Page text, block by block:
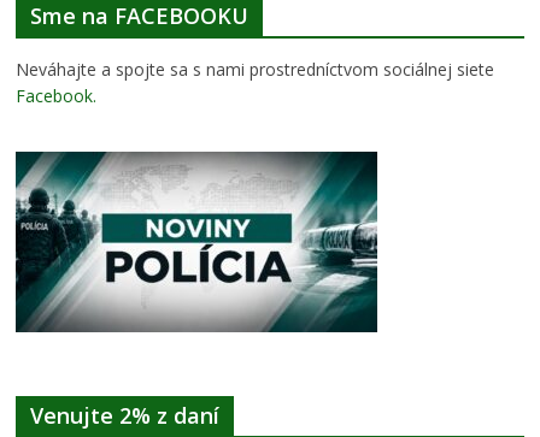
Sme na FACEBOOKU
Neváhajte a spojte sa s nami prostredníctvom sociálnej siete
Facebook.
Venujte 2% z daní